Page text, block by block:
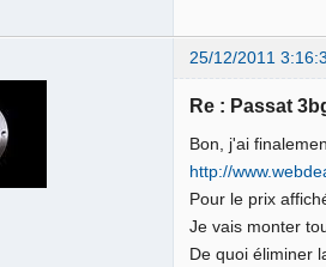
25/12/2011
Re : Passat
Bon, j'ai
http://
Pour le prix
Je vais monter
De quoi éliminer